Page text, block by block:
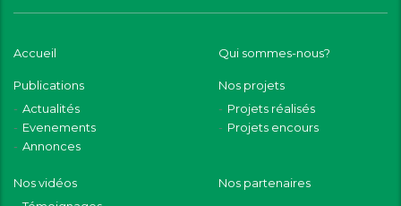
Accueil Qui sommes-nous?
Publications
Actualités
Evenements
Annonces
Nos projets
Projets réalisés
Projets encours
Nos vidéos
Nos partenaires